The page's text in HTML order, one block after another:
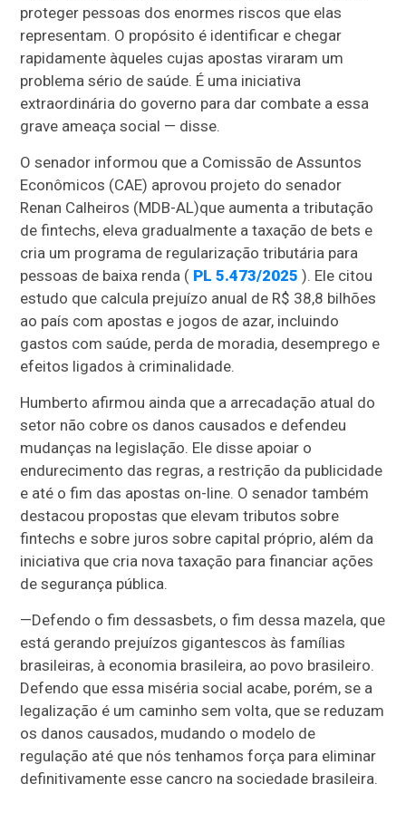
proteger pessoas dos enormes riscos que elas
representam. O propósito é identificar e chegar
rapidamente àqueles cujas apostas viraram um
problema sério de saúde. É uma iniciativa
extraordinária do governo para dar combate a essa
grave ameaça social — disse.
O senador informou que a Comissão de Assuntos
Econômicos (CAE) aprovou projeto do senador
Renan Calheiros (MDB-AL)que aumenta a tributação
de fintechs, eleva gradualmente a taxação de bets e
cria um programa de regularização tributária para
pessoas de baixa renda ( PL 5.473/2025 ). Ele citou
estudo que calcula prejuízo anual de R$ 38,8 bilhões
ao país com apostas e jogos de azar, incluindo
gastos com saúde, perda de moradia, desemprego e
efeitos ligados à criminalidade.
Humberto afirmou ainda que a arrecadação atual do
setor não cobre os danos causados e defendeu
mudanças na legislação. Ele disse apoiar o
endurecimento das regras, a restrição da publicidade
e até o fim das apostas on-line. O senador também
destacou propostas que elevam tributos sobre
fintechs e sobre juros sobre capital próprio, além da
iniciativa que cria nova taxação para financiar ações
de segurança pública.
—Defendo o fim dessasbets, o fim dessa mazela, que
está gerando prejuízos gigantescos às famílias
brasileiras, à economia brasileira, ao povo brasileiro.
Defendo que essa miséria social acabe, porém, se a
legalização é um caminho sem volta, que se reduzam
os danos causados, mudando o modelo de
regulação até que nós tenhamos força para eliminar
definitivamente esse cancro na sociedade brasileira.